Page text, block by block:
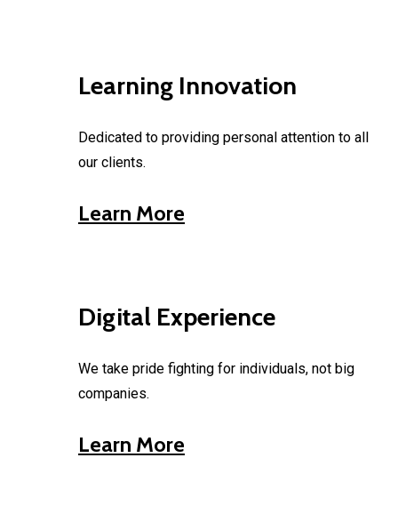
Learning Innovation
Dedicated to providing personal attention to all
our clients.
Learn More
Digital Experience
We take pride fighting for individuals, not big
companies.
Learn More